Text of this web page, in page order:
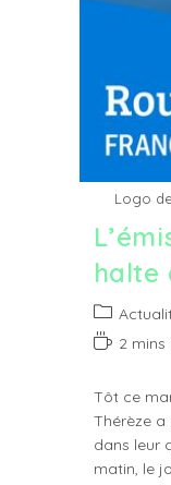
Logo
halte
Post
category:
Temps2 mins
Tôt ce
Thérèze a
dans leur
matin, le